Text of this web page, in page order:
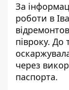
За
роботи в
півроку. До
через
паспорта.